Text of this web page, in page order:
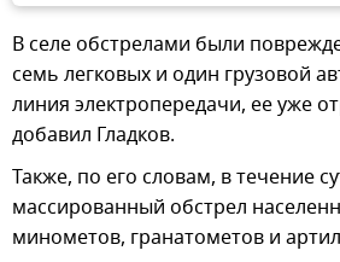
В селе обстрелами были
семь легковых и один грузовой
линия электропередачи, ее уже
добавил Гладков.
Также, по его словам, в течение
массированный обстрел
минометов, гранатометов и